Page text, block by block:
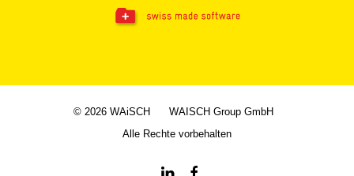
© 2026 WAiSCH
WAISCH Group GmbH
Alle Rechte vorbehalten